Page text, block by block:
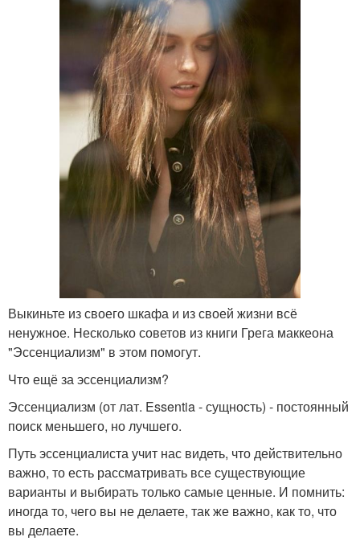
Выкиньте из своего шкафа и из своей жизни всё
ненужное. Несколько советов из книги Грега маккеона
"Эссенциализм" в этом помогут.
Что ещё за эссенциализм?
Эссенциализм (от лат. Essentia - сущность) - постоянный
поиск меньшего, но лучшего.
Путь эссенциалиста учит нас видеть, что действительно
важно, то есть рассматривать все существующие
варианты и выбирать только самые ценные. И помнить:
иногда то, чего вы не делаете, так же важно, как то, что
вы делаете.